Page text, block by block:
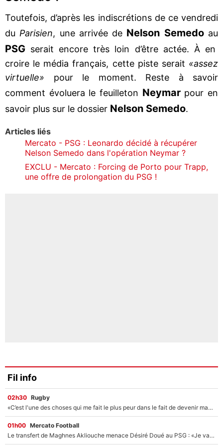
Toutefois, d’après les indiscrétions de ce vendredi
du Parisien, une arrivée de Nelson Semedoau
PSG serait encore très loin d’être actée. À en
croire le média français, cette piste serait «assez
virtuelle» pour le moment. Reste à savoir
comment évoluera le feuilleton Neymarpour en
savoir plus sur le dossier Nelson Semedo.
Articles liés
Mercato - PSG : Leonardo décidé à récupérer
Nelson Semedo dans l'opération Neymar ?
EXCLU - Mercato : Forcing de Porto pour Trapp,
une offre de prolongation du PSG !
Fil info
02h30 Rugby
«C’est l'une des choses qui me fait le plus peur dans le fait de devenir maman» : En couple avec Antoine Dupont, Iris Mittenaere s'inquiète déjà pour ses futurs enfants !
01h00 Mercato Football
Le transfert de Maghnes Akliouche menace Désiré Doué au PSG : «Je valide à 200%»